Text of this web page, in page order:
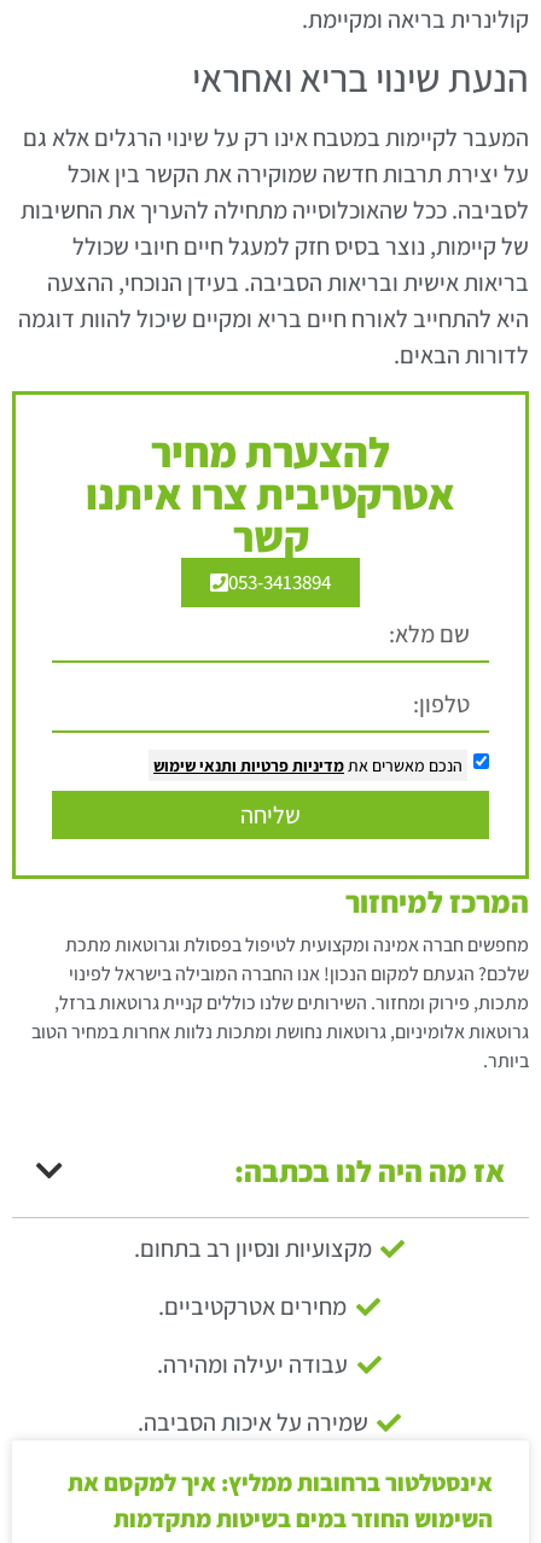
קולינרית בריאה ומקיימת.
הנעת שינוי בריא ואחראי
המעבר לקיימות במטבח אינו רק על שינוי הרגלים אלא גם
על יצירת תרבות חדשה שמוקירה את הקשר בין אוכל
לסביבה. ככל שהאוכלוסייה מתחילה להעריך את החשיבות
של קיימות, נוצר בסיס חזק למעגל חיים חיובי שכולל
בריאות אישית ובריאות הסביבה. בעידן הנוכחי, ההצעה
היא להתחייב לאורח חיים בריא ומקיים שיכול להוות דוגמה
לדורות הבאים.
להצערת מחיר
אטרקטיבית צרו איתנו
קשר
053-3413894
הנכם מאשרים אתמדיניות פרטיות ותנאי שימוש
שליחה
המרכז למיחזור
מחפשים חברה אמינה ומקצועית לטיפול בפסולת וגרוטאות מתכת
שלכם? הגעתם למקום הנכון! אנו החברה המובילה בישראל לפינוי
מתכות, פירוק ומחזור. השירותים שלנו כוללים קניית גרוטאות ברזל,
גרוטאות אלומיניום, גרוטאות נחושת ומתכות נלוות אחרות במחיר הטוב
ביותר.
אז מה היה לנו בכתבה:
מקצועיות ונסיון רב בתחום.
מחירים אטרקטיביים.
עבודה יעילה ומהירה.
שמירה על איכות הסביבה.
אינסטלטור ברחובות ממליץ: איך למקסם את
השימוש החוזר במים בשיטות מתקדמות